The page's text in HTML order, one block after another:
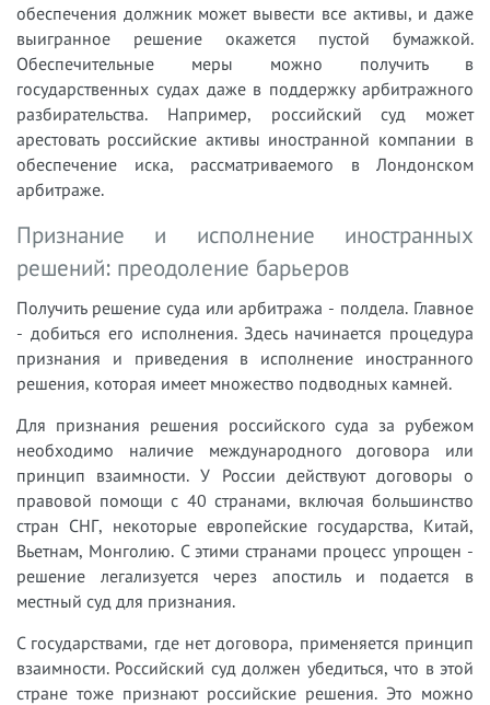
обеспечения должник может вывести все активы, и даже
выигранное решение окажется пустой бумажкой.
Обеспечительные меры можно получить в
государственных судах даже в поддержку арбитражного
разбирательства. Например, российский суд может
арестовать российские активы иностранной компании в
обеспечение иска, рассматриваемого в Лондонском
арбитраже.
Признание и исполнение иностранных
решений: преодоление барьеров
Получить решение суда или арбитража - полдела. Главное
- добиться его исполнения. Здесь начинается процедура
признания и приведения в исполнение иностранного
решения, которая имеет множество подводных камней.
Для признания решения российского суда за рубежом
необходимо наличие международного договора или
принцип взаимности. У России действуют договоры о
правовой помощи с 40 странами, включая большинство
стран СНГ, некоторые европейские государства, Китай,
Вьетнам, Монголию. С этими странами процесс упрощен -
решение легализуется через апостиль и подается в
местный суд для признания.
С государствами, где нет договора, применяется принцип
взаимности. Российский суд должен убедиться, что в этой
стране тоже признают российские решения. Это можно